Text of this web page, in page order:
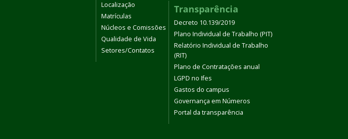
Localização
Matrículas
Núcleos e Comissões
Qualidade de Vida
Setores/Contatos
Transparência
Decreto 10.139/2019
Plano Individual de Trabalho (PIT)
Relatório Individual de Trabalho
(RIT)
Plano de Contratações anual
LGPD no Ifes
Gastos do campus
Governança em Números
Portal da transparência